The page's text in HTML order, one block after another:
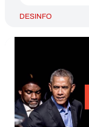
DESINFO